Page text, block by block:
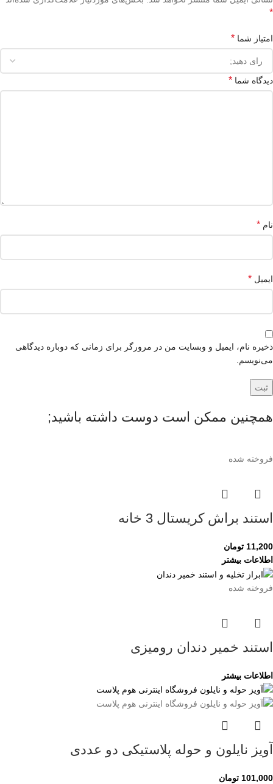
*
امتیاز شما *
دیدگاه شما *
نام *
ایمیل *
ذخیره نام، ایمیل و وبسایت من در مرورگر برای زمانی که دوباره دیدگاهی
می‌نویسم.
همچنین ممکن است دوست داشته باشید;
فروخته شده
استند براش کریستال 3 خانه
11,200 تومان
اطلاعات بیشتر
فروخته شده
استند خمیر دندان رومیزی
اطلاعات بیشتر
آویز نایلون و حوله پلاستیکی دو عددی
101,000 تومان